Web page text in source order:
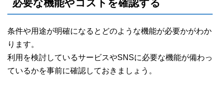
必要な機能やコストを確認する
条件や用途が明確になるとどのような機能が必要かがわか
ります。
利用を検討しているサービスやSNSに必要な機能が備わっ
ているかを事前に確認しておきましょう。